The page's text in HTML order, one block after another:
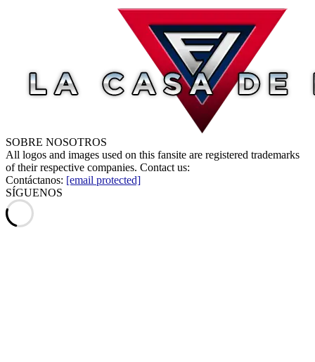
SOBRE NOSOTROS
All logos and images used on this fansite are registered trademarks
of their respective companies. Contact us:
Contáctanos: [email protected]
SÍGUENOS